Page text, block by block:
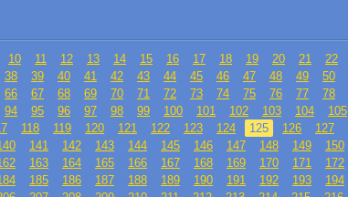
10 11 12 13 14 15 16 17 18 19 20 21 22
38 39 40 41 42 43 44 45 46 47 48 49 50
66 67 68 69 70 71 72 73 74 75 76 77 78
94 95 96 97 98 99 100 101 102 103 104 105
118 119 120 121 122 123 124 125 126 127
141 142 143 144 145 146 147 148 149 150
163 164 165 166 167 168 169 170 171 172
185 186 187 188 189 190 191 192 193 194